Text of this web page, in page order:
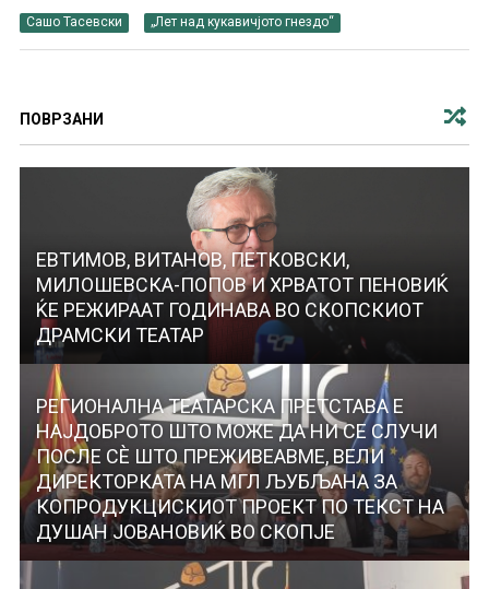
Сашо Тасевски „Лет над кукавичјото гнездо“
ПОВРЗАНИ
ЕВТИМОВ, ВИТАНОВ, ПЕТКОВСКИ,
МИЛОШЕВСКА-ПОПОВ И ХРВАТОТ ПЕНОВИЌ
ЌЕ РЕЖИРААТ ГОДИНАВА ВО СКОПСКИОТ
ДРАМСКИ ТЕАТАР
РЕГИОНАЛНА ТЕАТАРСКА ПРЕТСТАВА Е
НАЈДОБРОТО ШТО МОЖЕ ДА НИ СЕ СЛУЧИ
ПОСЛЕ СЀ ШТО ПРЕЖИВЕАВМЕ, ВЕЛИ
ДИРЕКТОРКАТА НА МГЛ ЉУБЉАНА ЗА
КОПРОДУКЦИСКИОТ ПРОЕКТ ПО ТЕКСТ НА
ДУШАН ЈОВАНОВИЌ ВО СКОПЈЕ